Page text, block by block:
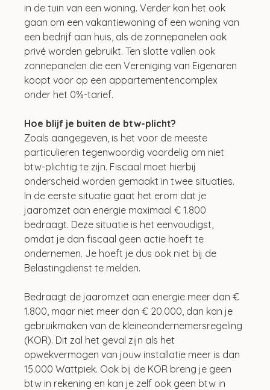
in de tuin van een woning. Verder kan het ook
gaan om een vakantiewoning of een woning van
een bedrijf aan huis, als de zonnepanelen ook
privé worden gebruikt. Ten slotte vallen ook
zonnepanelen die een Vereniging van Eigenaren
koopt voor op een appartementencomplex
onder het 0%-tarief.
Hoe blijf je buiten de btw-plicht?
Zoals aangegeven, is het voor de meeste
particulieren tegenwoordig voordelig om niet
btw-plichtig te zijn. Fiscaal moet hierbij
onderscheid worden gemaakt in twee situaties.
In de eerste situatie gaat het erom dat je
jaaromzet aan energie maximaal € 1.800
bedraagt. Deze situatie is het eenvoudigst,
omdat je dan fiscaal geen actie hoeft te
ondernemen. Je hoeft je dus ook niet bij de
Belastingdienst te melden.
Bedraagt de jaaromzet aan energie meer dan €
1.800, maar niet meer dan € 20.000, dan kan je
gebruikmaken van de kleineondernemersregeling
(KOR). Dit zal het geval zijn als het
opwekvermogen van jouw installatie meer is dan
15.000 Wattpiek. Ook bij de KOR breng je geen
btw in rekening en kan je zelf ook geen btw in